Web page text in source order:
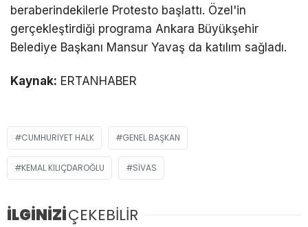
beraberindekilerle Protesto başlattı. Özel'in
gerçekleştirdiği programa Ankara Büyükşehir
Belediye Başkanı Mansur Yavaş da katılım sağladı.
Kaynak: ERTANHABER
CUMHURIYET HALK GENEL BAŞKAN
KEMAL KILIÇDAROĞLU SIVAS
İLGİNİZİÇEKEBİLİR